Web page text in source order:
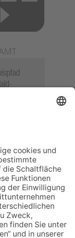
ins
lässt
ist wie
auf